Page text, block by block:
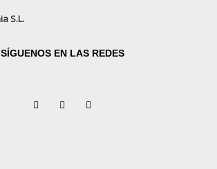
SÍGUENOS EN LAS REDES